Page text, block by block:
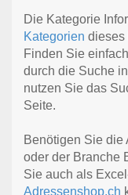
Die Kategorie
Kategorien dieses
Finden Sie
durch die Suche
nutzen Sie das
Seite.
Benötigen Sie die
oder der Branche
Sie auch als
Adressenshop.ch